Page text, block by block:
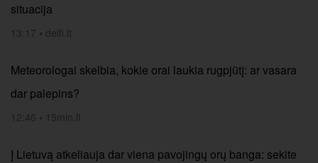
situacija
13:17 • delfi.lt
Meteorologai skelbia, kokie orai laukia rugpjūtį: ar vasara
dar palepins?
12:46 • 15min.lt
Į Lietuvą atkeliauja dar viena pavojingų orų banga: sekite